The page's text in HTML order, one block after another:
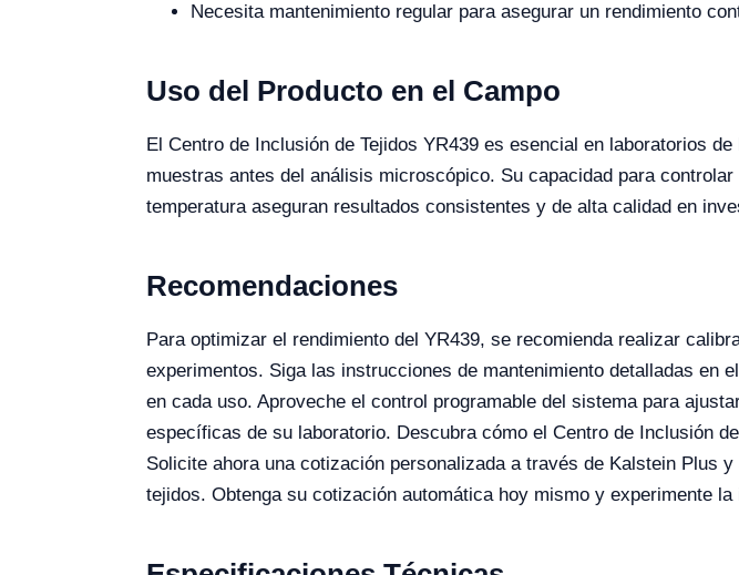
Necesita mantenimiento regular para asegurar un rendimiento
Uso del Producto en el Campo
El Centro de Inclusión de Tejidos YR439 es esencial en laboratorios
muestras antes del análisis microscópico. Su capacidad para
temperatura aseguran resultados consistentes y de alta calidad en
Recomendaciones
Para optimizar el rendimiento del YR439, se recomienda realizar
experimentos. Siga las instrucciones de mantenimiento detalladas en
en cada uso. Aproveche el control programable del sistema para
específicas de su laboratorio. Descubra cómo el Centro de Inclusión
Solicite ahora una cotización personalizada a través de Kalstein Plus
tejidos. Obtenga su cotización automática hoy mismo y experimente